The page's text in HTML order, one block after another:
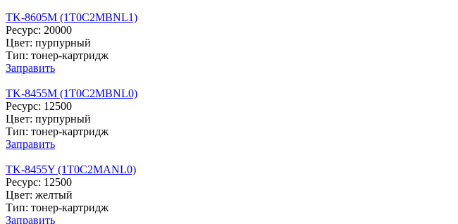
TK-8605M (1T0C2MBNL1)
Ресурс: 20000
Цвет: пурпурный
Тип: тонер-картридж
Заправить
TK-8455M (1T0C2MBNL0)
Ресурс: 12500
Цвет: пурпурный
Тип: тонер-картридж
Заправить
TK-8455Y (1T0C2MANL0)
Ресурс: 12500
Цвет: желтый
Тип: тонер-картридж
Заправить